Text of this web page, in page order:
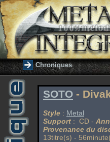
Chroniques
SOTO -
Style : Metal
Support : CD -
Provenance du
13titre(s) -